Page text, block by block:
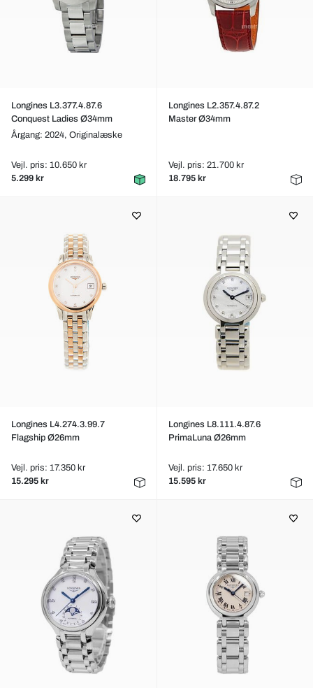
Longines L3.377.4.87.6
Conquest Ladies Ø34mm
Årgang: 2024, Originalæske
Vejl. pris: 10.650 kr
5.299 kr
Longines L2.357.4.87.2
Master Ø34mm
Vejl. pris: 21.700 kr
18.795 kr
Longines L4.274.3.99.7
Flagship Ø26mm
Vejl. pris: 17.350 kr
15.295 kr
Longines L8.111.4.87.6
PrimaLuna Ø26mm
Vejl. pris: 17.650 kr
15.595 kr